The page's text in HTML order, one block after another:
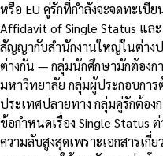
หรือ EU คู่รักที่กำลังจะจดทะเบี
Affidavit of Single Status แ
สัญญากับสำนักงานใหญ่ในต่าง
ต่างกัน — กลุ่มนักศึกษามักต้องก
มหาวิทยาลัย กลุ่มผู้ประกอบการ
ประเทศปลายทาง กลุ่มคู่รักต้อ
ข้อกำหนดเรื่อง Single Status
ความลับสูงสุดเพราะเอกสารเ